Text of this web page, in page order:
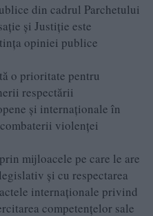
din cadrul Parchetului
şi Justiţie este
opiniei publice
o prioritate pentru
respectării
şi internaţionale în
violenței
mijloacele pe care le are
și cu respectarea
internaționale privind
competențelor sale